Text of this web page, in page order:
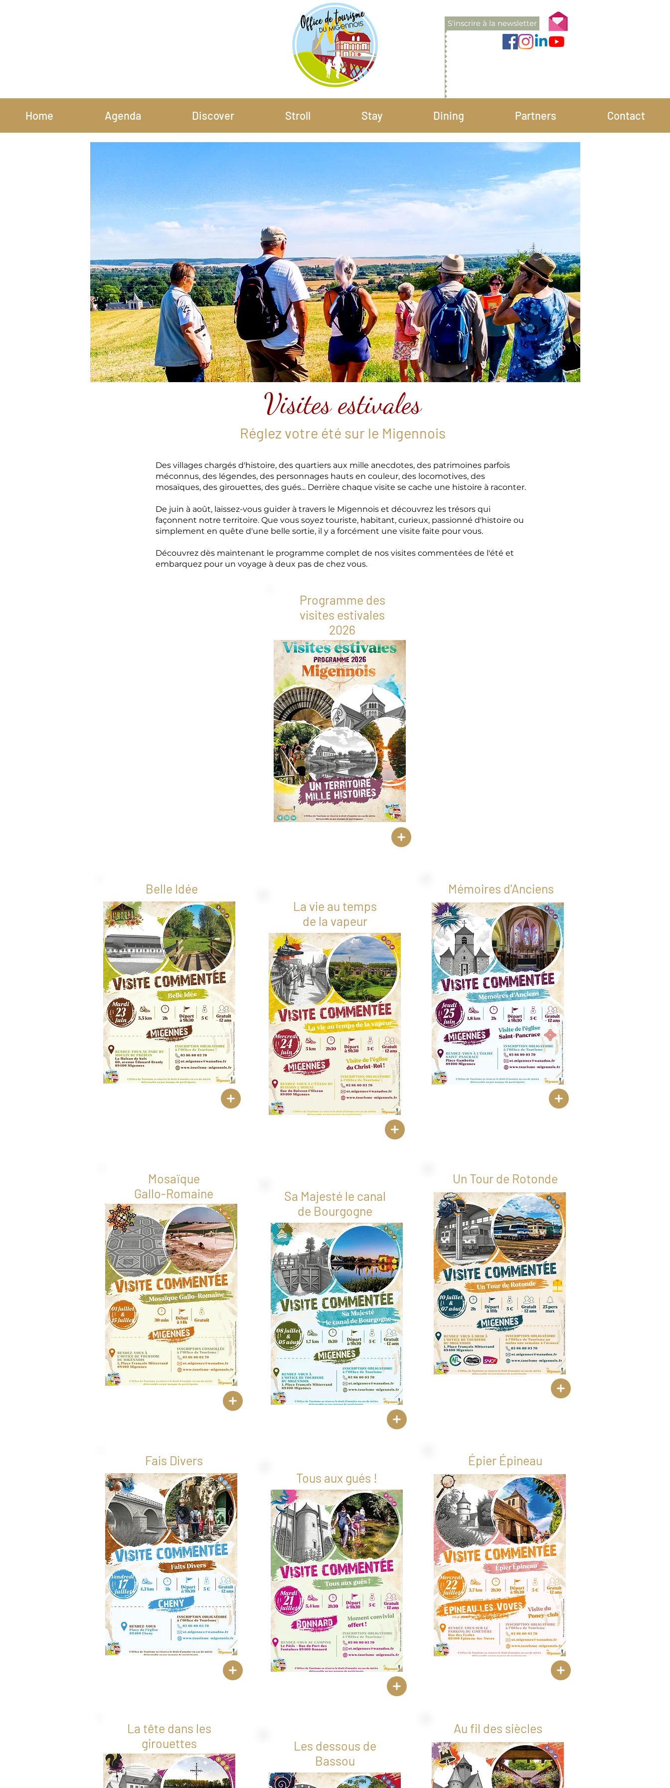
S'inscrire à la newsletter
Home Agenda Discover Stroll Stay Dining Partners Contact
Visites estivales
Réglez votre été sur le Migennois
Des villages chargés d'histoire, des quartiers aux mille anecdotes, des patrimoines parfois
méconnus, des légendes, des personnages hauts en couleur, des locomotives, des
mosaïques, des girouettes, des gués... Derrière chaque visite se cache une histoire à raconter.
De juin à août, laissez-vous guider à travers le Migennois et découvrez les trésors qui
façonnent notre territoire. Que vous soyez touriste, habitant, curieux, passionné d'histoire ou
simplement en quête d'une belle sortie, il y a forcément une visite faite pour vous.
Découvrez dès maintenant le programme complet de nos visites commentées de l'été et
embarquez pour un voyage à deux pas de chez vous.
Programme des
visites estivales
2026
Belle Idée
La vie au temps
de la vapeur
Mémoires d'Anciens
Mosaïque
Gallo-Romaine
Sa Majesté le canal
de Bourgogne
Un Tour de Rotonde
Fais Divers
Tous aux gués !
Épier Épineau
La tête dans les
girouettes
Les dessous de
Bassou
Au fil des siècles